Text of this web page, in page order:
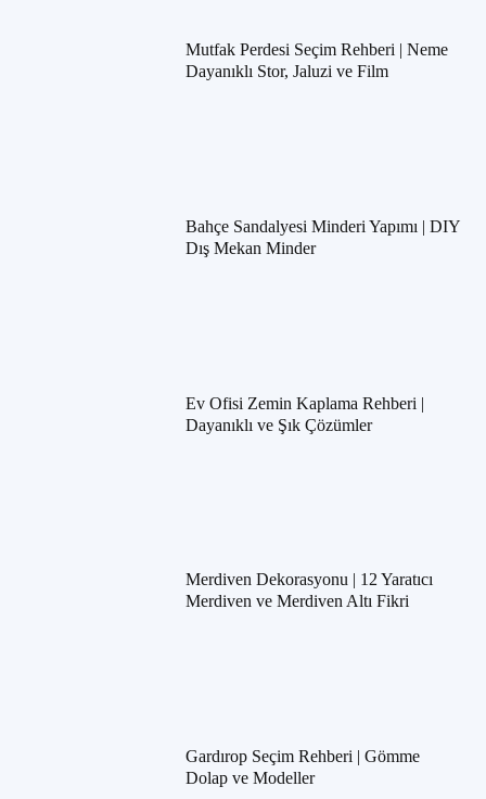
Mutfak Perdesi Seçim Rehberi | Neme
Dayanıklı Stor, Jaluzi ve Film
Bahçe Sandalyesi Minderi Yapımı | DIY
Dış Mekan Minder
Ev Ofisi Zemin Kaplama Rehberi |
Dayanıklı ve Şık Çözümler
Merdiven Dekorasyonu | 12 Yaratıcı
Merdiven ve Merdiven Altı Fikri
Gardırop Seçim Rehberi | Gömme
Dolap ve Modeller